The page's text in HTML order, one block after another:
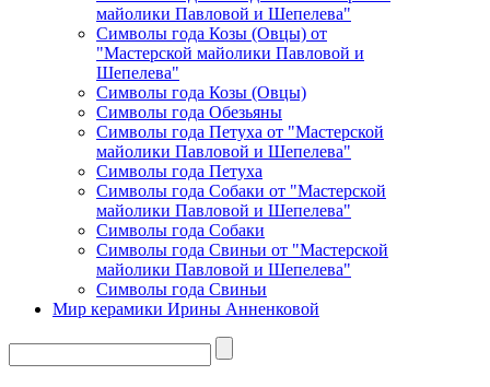
майолики Павловой и Шепелева"
Символы года Козы (Овцы) от
"Мастерской майолики Павловой и
Шепелева"
Символы года Козы (Овцы)
Символы года Обезьяны
Символы года Петуха от "Мастерской
майолики Павловой и Шепелева"
Символы года Петуха
Символы года Собаки от "Мастерской
майолики Павловой и Шепелева"
Символы года Собаки
Символы года Свиньи от "Мастерской
майолики Павловой и Шепелева"
Символы года Свиньи
Мир керамики Ирины Анненковой